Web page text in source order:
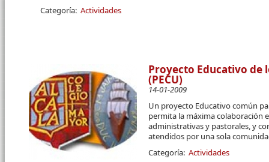
Categoría: Actividades
Proyecto Educativo de
(PECU)
14-01-2009
Un proyecto Educativo común
permita la máxima colaboración
administrativas y pastorales, y
atendidos por una sola
Categoría: Actividades